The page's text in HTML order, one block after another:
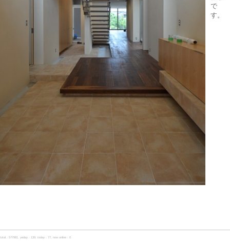
で
す。
total：577981, yeday：139, today：77, now online：0